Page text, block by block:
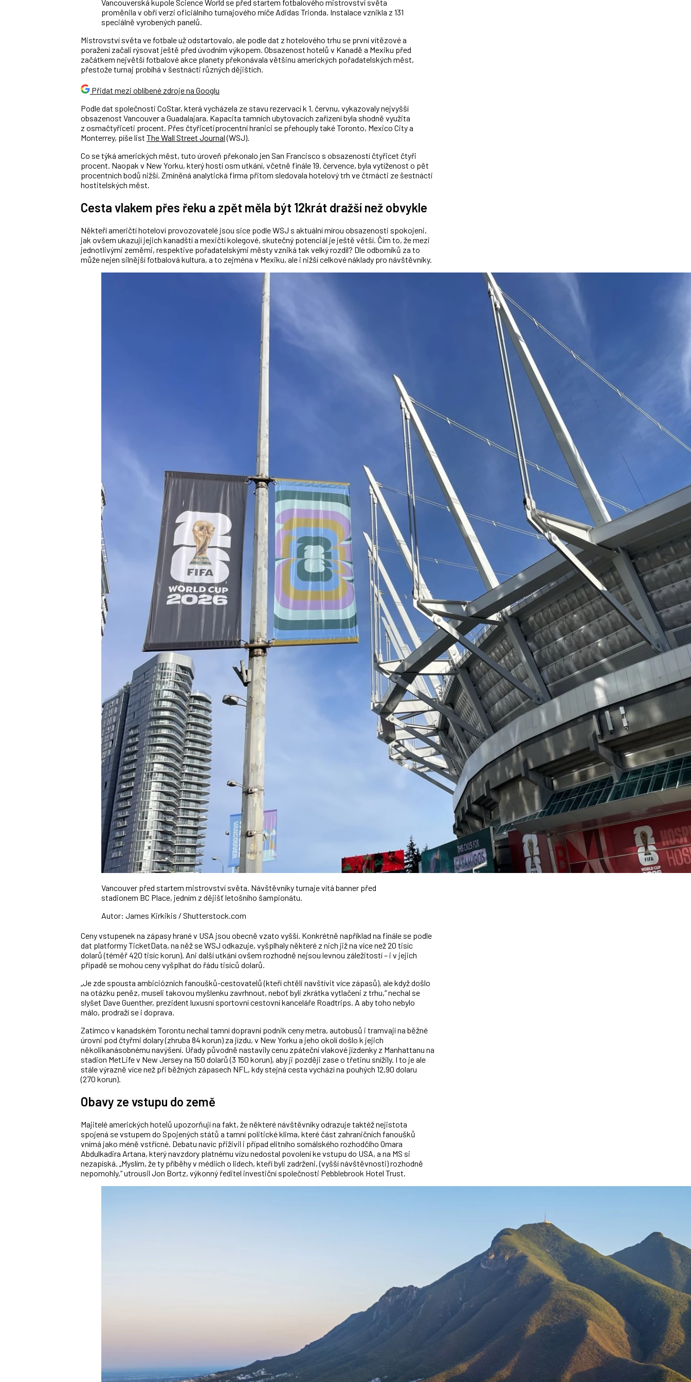
Vancouverská kupole Science World se před startem fotbalového mistrovství světa
proměnila v obří verzi oficiálního turnajového míče Adidas Trionda. Instalace vznikla z 131
speciálně vyrobených panelů.
Mistrovství světa ve fotbale už odstartovalo, ale podle dat z hotelového trhu se první vítězové a
poražení začali rýsovat ještě před úvodním výkopem. Obsazenost hotelů v Kanadě a Mexiku před
začátkem největší fotbalové akce planety překonávala většinu amerických pořadatelských měst,
přestože turnaj probíhá v šestnácti různých dějištích.
Přidat mezi oblíbené zdroje na Googlu
Podle dat společnosti CoStar, která vycházela ze stavu rezervací k 1. červnu, vykazovaly nejvyšší
obsazenost Vancouver a Guadalajara. Kapacita tamních ubytovacích zařízení byla shodně využita
z osmačtyřiceti procent. Přes čtyřicetiprocentní hranici se přehouply také Toronto, Mexico City a
Monterrey, píše list The Wall Street Journal(WSJ).
Co se týká amerických měst, tuto úroveň překonalo jen San Francisco s obsazeností čtyřicet čtyři
procent. Naopak v New Yorku, který hostí osm utkání, včetně finále 19. července, byla vytíženost o pět
procentních bodů nižší. Zmíněná analytická firma přitom sledovala hotelový trh ve čtrnácti ze šestnácti
hostitelských měst.
Cesta vlakem přes řeku a zpět měla být 12krát dražší než obvykle
Někteří američtí hoteloví provozovatelé jsou sice podle WSJ s aktuální mírou obsazenosti spokojeni,
jak ovšem ukazují jejich kanadští a mexičtí kolegové, skutečný potenciál je ještě větší. Čím to, že mezi
jednotlivými zeměmi, respektive pořadatelskými městy vzniká tak velký rozdíl? Dle odborníků za to
může nejen silnější fotbalová kultura, a to zejména v Mexiku, ale i nižší celkové náklady pro návštěvníky.
Vancouver před startem mistrovství světa. Návštěvníky turnaje vítá banner před
stadionem BC Place, jedním z dějišť letošního šampionátu.
Autor: James Kirkikis / Shutterstock.com
Ceny vstupenek na zápasy hrané v USA jsou obecně vzato vyšší. Konkrétně například na finále se podle
dat platformy TicketData, na něž se WSJ odkazuje, vyšplhaly některé z nich již na více než 20 tisíc
dolarů (téměř 420 tisíc korun). Ani další utkání ovšem rozhodně nejsou levnou záležitostí – i v jejich
případě se mohou ceny vyšplhat do řádu tisíců dolarů.
„Je zde spousta ambiciózních fanoušků-cestovatelů (kteří chtěli navštívit více zápasů), ale když došlo
na otázku peněz, museli takovou myšlenku zavrhnout, neboť byli zkrátka vytlačeni z trhu,“ nechal se
slyšet Dave Guenther, prezident luxusní sportovní cestovní kanceláře Roadtrips. A aby toho nebylo
málo, prodraží se i doprava.
Zatímco v kanadském Torontu nechal tamní dopravní podnik ceny metra, autobusů i tramvají na běžné
úrovni pod čtyřmi dolary (zhruba 84 korun) za jízdu, v New Yorku a jeho okolí došlo k jejich
několikanásobnému navýšení. Úřady původně nastavily cenu zpáteční vlakové jízdenky z Manhattanu na
stadion MetLife v New Jersey na 150 dolarů (3 150 korun), aby ji později zase o třetinu snížily. I to je ale
stále výrazně více než při běžných zápasech NFL, kdy stejná cesta vychází na pouhých 12,90 dolaru
(270 korun).
Obavy ze vstupu do země
Majitelé amerických hotelů upozorňují na fakt, že některé návštěvníky odrazuje taktéž nejistota
spojená se vstupem do Spojených států a tamní politické klima, které část zahraničních fanoušků
vnímá jako méně vstřícné. Debatu navíc přiživil i případ elitního somálského rozhodčího Omara
Abdulkadira Artana, který navzdory platnému vízu nedostal povolení ke vstupu do USA, a na MS si
nezapíská. „Myslím, že ty příběhy v médiích o lidech, kteří byli zadrženi, (vyšší návštěvnosti) rozhodně
nepomohly,“ utrousil Jon Bortz, výkonný ředitel investiční společnosti Pebblebrook Hotel Trust.